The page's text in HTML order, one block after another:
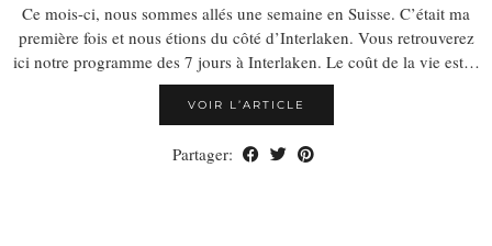
Ce mois-ci, nous sommes allés une semaine en Suisse. C’était ma
première fois et nous étions du côté d’Interlaken. Vous retrouverez
ici notre programme des 7 jours à Interlaken. Le coût de la vie est…
VOIR L’ARTICLE
Partager: